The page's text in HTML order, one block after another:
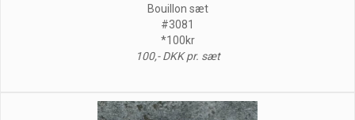
Bouillon sæt
#3081
*100kr
100,- DKK pr. sæt